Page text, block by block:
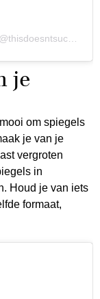
Een bericht gedeeld door Rachel Kuypers (@thisdoesntsucculent)
je
om spiegels
je van je
vergroten
in
Houd je van iets
formaat,